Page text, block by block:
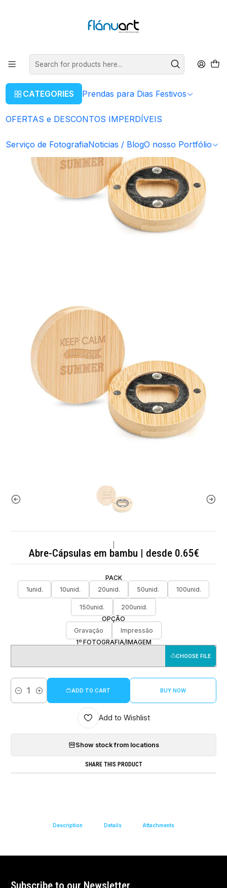
CATEGORIES Prendas para Dias Festivos
OFERTAS e DESCONTOS IMPERDÍVEIS
Serviço de FotografiaNoticias / BlogO nosso Portfólio
OFERTAS e DESCONTOS IMPERDÍVEIS
Abre-Cápsulas em bambu | desde 0.65€
PACK
1unid.
10unid. 20unid. 50unid. 100unid.
150unid.
200unid.
OPÇÃO
Gravação
Impressão
1º FOTOGRAFIA/IMAGEM
CHOOSE FILE
Quantity
ADD TO CART BUY NOW
Add to Wishlist
Show stock from locations
SHARE THIS PRODUCT
Description Details Attachments
Subscribe to our Newsletter